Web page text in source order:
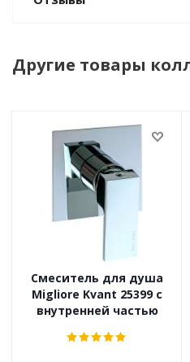
Другие товары
Смеситель для душа
Migliore Kvant 25399 с
внутренней частью